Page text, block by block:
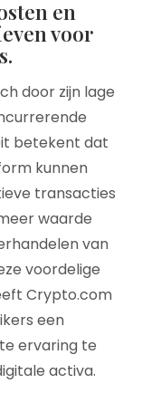
en
voor
door zijn lage
betekent dat
kunnen
transacties
waarde
van
voordelige
Crypto.com
een
ervaring te
activa.